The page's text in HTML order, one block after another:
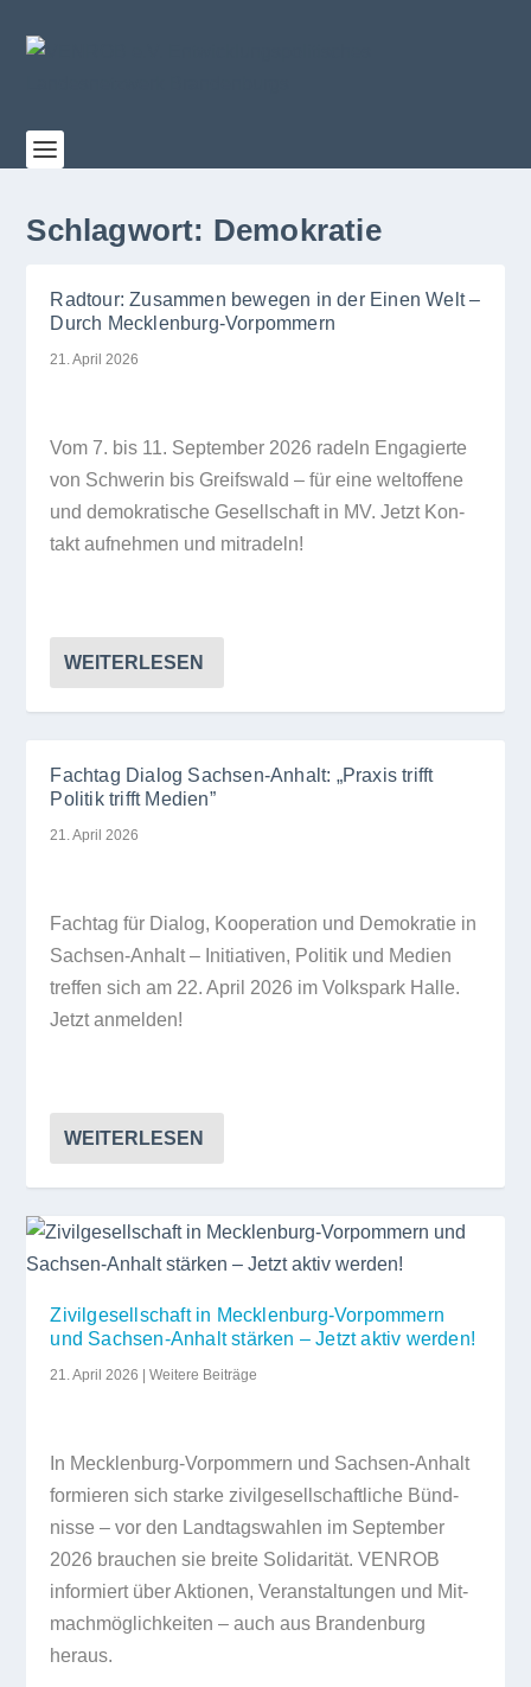
Schlagwort: Demokratie
Radtour: Zusammen bewegen in der Einen Welt –
Durch Mecklenburg-Vorpommern
21. April 2026
Vom 7. bis 11. Sep­tem­ber 2026 radeln Enga­gierte
von Schwe­rin bis Greifs­wald – für eine welt­of­fene
und demo­kra­ti­sche Gesell­schaft in MV. Jetzt Kon­
takt auf­neh­men und mitradeln!
WEITERLESEN
Fachtag Dialog Sachsen-Anhalt: „Praxis trifft
Politik trifft Medien”
21. April 2026
Fach­tag für Dia­log, Koope­ra­tion und Demo­kra­tie in
Sach­sen-Anhalt – Initia­ti­ven, Poli­tik und Medien
tref­fen sich am 22. April 2026 im Volks­park Halle.
Jetzt anmelden!
WEITERLESEN
Zivilgesellschaft in Mecklenburg-Vorpommern
und Sachsen-Anhalt stärken – Jetzt aktiv werden!
21. April 2026 |Weitere Beiträge
In Meck­len­burg-Vor­pom­mern und Sach­sen-Anhalt
for­mie­ren sich starke zivil­ge­sell­schaft­li­che Bünd­
nisse – vor den Land­tags­wah­len im Sep­tem­ber
2026 brau­chen sie breite Soli­da­ri­tät. VENROB
infor­miert über Aktio­nen, Ver­an­stal­tun­gen und Mit­
mach­mög­lich­kei­ten – auch aus Bran­den­burg
heraus.